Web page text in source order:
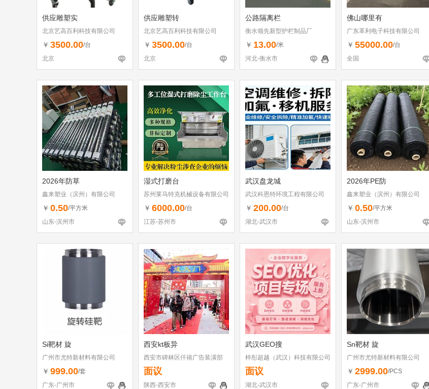
供应雕塑实
北京艺高百利科技有限公司
￥ 3500.00/台
北京
供应雕塑转
北京艺高百利科技有限公司
￥ 3500.00/台
北京
公路隔离栏
衡水领先新型护栏制品厂
￥ 13.00/米
河北-衡水市
佛山哪里有
广东革利电子科技有限公司
￥ 55000.00/台
全国
2026年防草
鑫来塑业（滨州）有限公司
￥ 0.50/平方米
山东-滨州市
湿式打磨台
苏州莱马特克机械设备有限公司
￥ 6000.00/台
江苏-苏州市
武汉盘龙城
武汉科恩特环境工程有限公司
￥ 200.00/台
湖北-武汉市
2026年PE防
鑫来塑业（滨州）有限公司
￥ 0.50/平方米
山东-滨州市
Si靶材 旋
广州市尤特新材料有限公司
￥ 999.00/套
广东-广州市
西安kt板异
西安市碑林区仟禧广告装潢部
面议
陕西-西安市
武汉GEO搜
梓彤超越（武汉）科技有限公司
面议
湖北-武汉市
Sn靶材 旋
广州市尤特新材料有限公司
￥ 2999.00/PCS
广东-广州市